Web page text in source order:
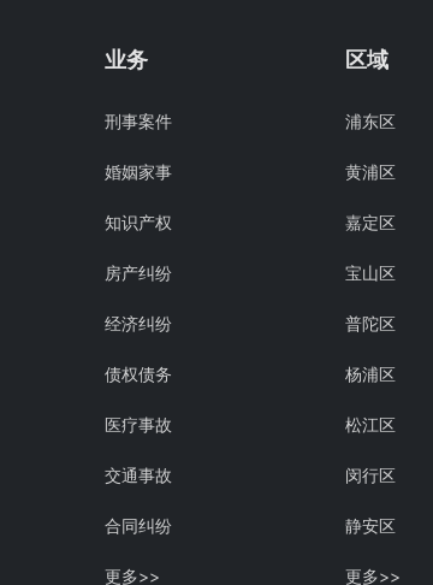
业务
刑事案件
婚姻家事
知识产权
房产纠纷
经济纠纷
债权债务
医疗事故
交通事故
合同纠纷
更多>>
区域
浦东区
黄浦区
嘉定区
宝山区
普陀区
杨浦区
松江区
闵行区
静安区
更多>>